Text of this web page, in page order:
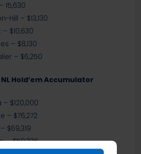
15,630
Hill – $13,130
$10,630
– $8,130
– $6,250
NL Hold’em Accumulator
$120,000
– $76,272
$69,319
– $59,336